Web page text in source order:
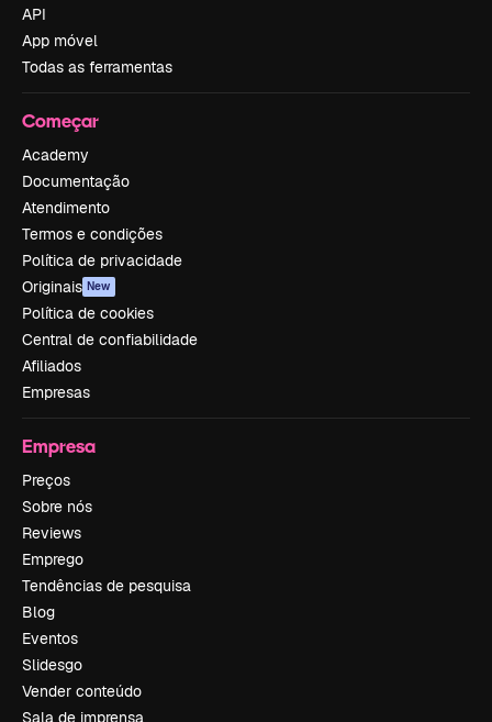
API
App móvel
Todas as ferramentas
Começar
Academy
Documentação
Atendimento
Termos e condições
Política de privacidade
Originais New
Política de cookies
Central de confiabilidade
Afiliados
Empresas
Empresa
Preços
Sobre nós
Reviews
Emprego
Tendências de pesquisa
Blog
Eventos
Slidesgo
Vender conteúdo
Sala de imprensa